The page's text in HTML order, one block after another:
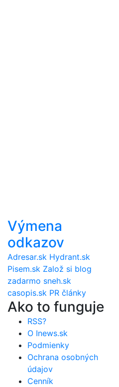
Výmena
odkazov
Adresar.sk Hydrant.sk
Pisem.sk Založ si blog
zadarmo sneh.sk
casopis.sk PR články
Ako to funguje
RSS?
O Inews.sk
Podmienky
Ochrana osobných
údajov
Cenník